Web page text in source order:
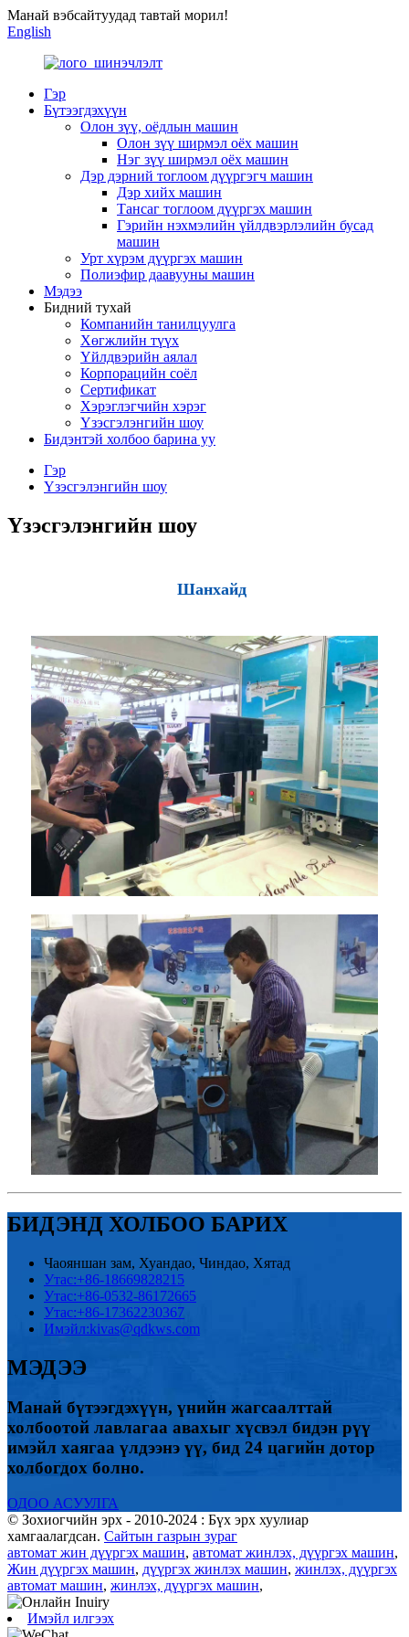
Манай вэбсайтуудад тавтай морил!
English
Гэр
Бүтээгдэхүүн
Олон зүү, оёдлын машин
Олон зүү ширмэл оёх машин
Нэг зүү ширмэл оёх машин
Дэр дэрний тоглоом дүүргэгч машин
Дэр хийх машин
Тансаг тоглоом дүүргэх машин
Гэрийн нэхмэлийн үйлдвэрлэлийн бусад
машин
Урт хүрэм дүүргэх машин
Полиэфир даавууны машин
Мэдээ
Бидний тухай
Компанийн танилцуулга
Хөгжлийн түүх
Үйлдвэрийн аялал
Корпорацийн соёл
Сертификат
Хэрэглэгчийн хэрэг
Үзэсгэлэнгийн шоу
Бидэнтэй холбоо барина уу
Гэр
Үзэсгэлэнгийн шоу
Үзэсгэлэнгийн шоу
Шанхайд
БИДЭНД ХОЛБОО БАРИХ
Чаояншан зам, Хуандао, Чиндао, Хятад
Утас:+86-18669828215
Утас:+86-0532-86172665
Утас:+86-17362230367
Имэйл:kivas@qdkws.com
МЭДЭЭ
Манай бүтээгдэхүүн, үнийн жагсаалттай
холбоотой лавлагаа авахыг хүсвэл бидэн рүү
имэйл хаягаа үлдээнэ үү, бид 24 цагийн дотор
холбогдох болно.
ОДОО АСУУЛГА
© Зохиогчийн эрх - 2010-2024 : Бүх эрх хуулиар
хамгаалагдсан. Сайтын газрын зураг
автомат жин дүүргэх машин, автомат жинлэх, дүүргэх машин,
Жин дүүргэх машин, дүүргэх жинлэх машин, жинлэх, дүүргэх
автомат машин, жинлэх, дүүргэх машин,
Имэйл илгээх